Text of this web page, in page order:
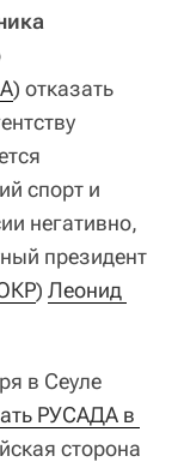
) отказать
спорт и
негативно,
президент
) Леонид
в Сеуле
РУСАДА в
сторона